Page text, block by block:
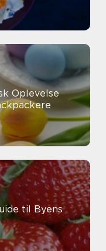
til Byens